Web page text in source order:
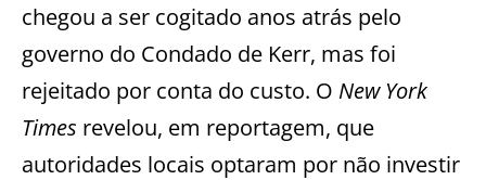
chegou a ser cogitado anos atrás pelo
governo do Condado de Kerr, mas foi
rejeitado por conta do custo. O New York
Times revelou, em reportagem, que
autoridades locais optaram por não investir